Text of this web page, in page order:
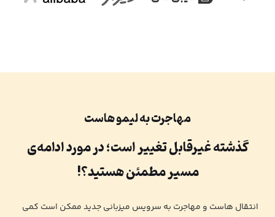
مهاجرت به لیمو هاست
گذشته غیرقابل تغییر است؛ در مورد ادامه‌ی
مسیر مطمئن هستید؟!
انتقال هاست و مهاجرت به سرویس میزبانی جدید ممکن است کمی